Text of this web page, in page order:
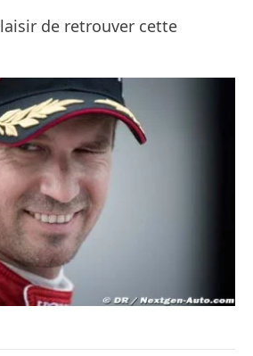
de retrouver cette